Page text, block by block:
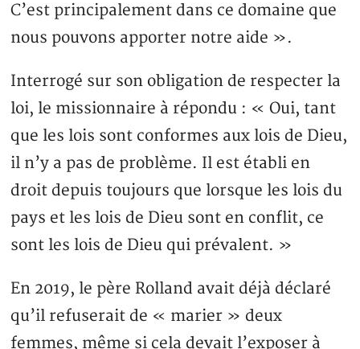
C’est principalement dans ce domaine que
nous pouvons apporter notre aide ».
Interrogé sur son obligation de respecter la
loi, le missionnaire à répondu : « Oui, tant
que les lois sont conformes aux lois de Dieu,
il n’y a pas de problème. Il est établi en
droit depuis toujours que lorsque les lois du
pays et les lois de Dieu sont en conflit, ce
sont les lois de Dieu qui prévalent. »
En 2019, le père Rolland avait déjà déclaré
qu’il refuserait de « marier » deux
femmes, même si cela devait l’exposer à